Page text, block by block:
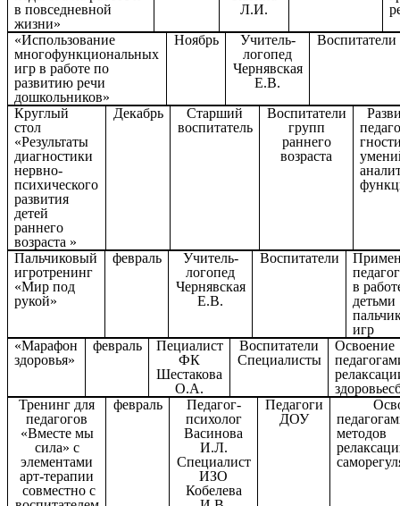
в повседневной
жизни»
Л.И.
«Использование
многофункциональных
игр в работе по
развитию речи
дошкольников»
Ноябрь
Учитель-
логопед
Чернявская
Е.В.
Воспитатели
Круглый
стол
«Результаты
диагностики
нервно-
психического
развития
детей
раннего
возраста »
Декабрь
Старший
воспитатель
Воспитатели
групп
раннего
возраста
Пальчиковый
игротренинг
«Мир под
рукой»
февраль
Учитель-
логопед
Чернявская
Е.В.
Воспитатели
в
детьми
игр
«Марафон
здоровья»
февраль
Пециалист
ФК
Шестакова
О.А.
Воспитатели
Специалисты
Освоение
Тренинг для
педагогов
«Вместе мы
сила» с
элементами
арт-терапии
совместно с
февраль
Педагог-
психолог
Васинова
И.Л.
Специалист
ИЗО
Кобелева
Педагоги
ДОУ
методов